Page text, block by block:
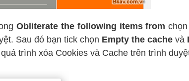
Obliterate the following items fromchọn
Sau đó bạn tick chọn Empty the cache và
trình xóa Cookies và Cache trên trình